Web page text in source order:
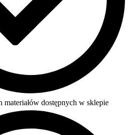
materiałów dostępnych w sklepie